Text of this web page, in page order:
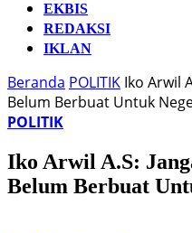
EKBIS
REDAKSI
IKLAN
Beranda POLITIK Iko Arwil
Belum Berbuat Untuk
POLITIK
Iko Arwil A.S:
Belum Berbuat